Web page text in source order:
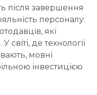
після завершення
персоналу:
які
світі, де технології
мовні
інвестицією